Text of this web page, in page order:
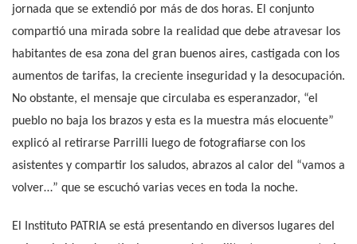
jornada que se extendió por más de dos horas. El conjunto
compartió una mirada sobre la realidad que debe atravesar los
habitantes de esa zona del gran buenos aires, castigada con los
aumentos de tarifas, la creciente inseguridad y la desocupación.
No obstante, el mensaje que circulaba es esperanzador, “el
pueblo no baja los brazos y esta es la muestra más elocuente”
explicó al retirarse Parrilli luego de fotografiarse con los
asistentes y compartir los saludos, abrazos al calor del “vamos a
volver…” que se escuchó varias veces en toda la noche.
El Instituto PATRIA se está presentando en diversos lugares del